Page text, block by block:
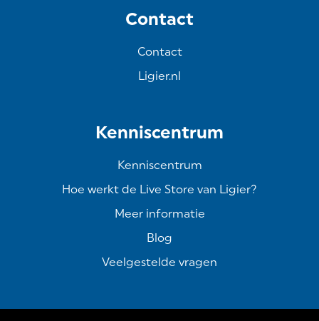
Contact
Contact
Ligier.nl
Kenniscentrum
Kenniscentrum
Hoe werkt de Live Store van Ligier?
Meer informatie
Blog
Veelgestelde vragen